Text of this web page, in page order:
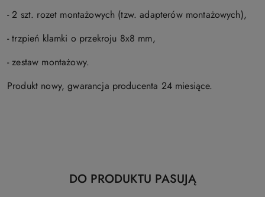
- 2 szt. rozet montażowych (tzw. adapterów montażowych),
- trzpień klamki o przekroju 8x8 mm,
- zestaw montażowy.
Produkt nowy, gwarancja producenta 24 miesiące.
Pomiń karuzelę produktów
Produkty
DO PRODUKTU PASUJĄ